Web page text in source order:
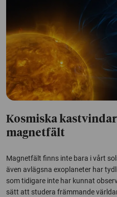
Kosmiska
magnetfält
Magnetfält finns inte bara i vårt
även avlägsna exoplaneter har
som tidigare inte har kunnat
sätt att studera främmande